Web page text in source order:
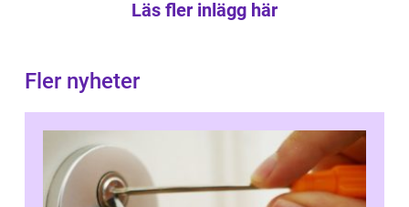
Läs fler inlägg här
Fler nyheter